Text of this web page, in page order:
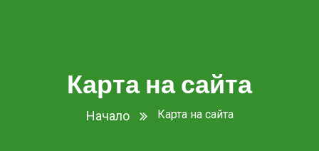
Карта на сайта
Начало Карта на сайта